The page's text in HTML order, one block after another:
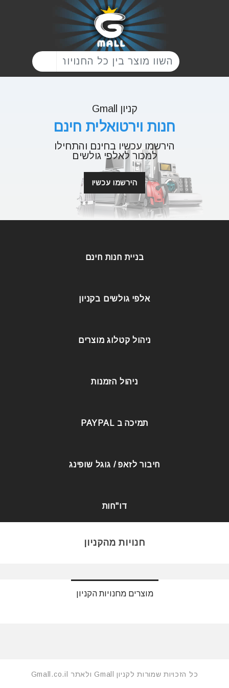
קניון Gmall
חנות וירטואלית חינם
הירשמו עכשיו בחינם והתחילו
למכור לאלפי גולשים
הירשמו עכשיו
בניית חנות חינם
אלפי גולשים בקניון
ניהול קטלוג מוצרים
ניהול הזמנות
תמיכה ב PAYPAL
חיבור לזאפ / גוגל שופינג
דו"חות
חנויות מהקניון
מוצרים מחנויות הקניון
כל הזכויות שמורות לקניון Gmall ולאתר Gmall.co.il